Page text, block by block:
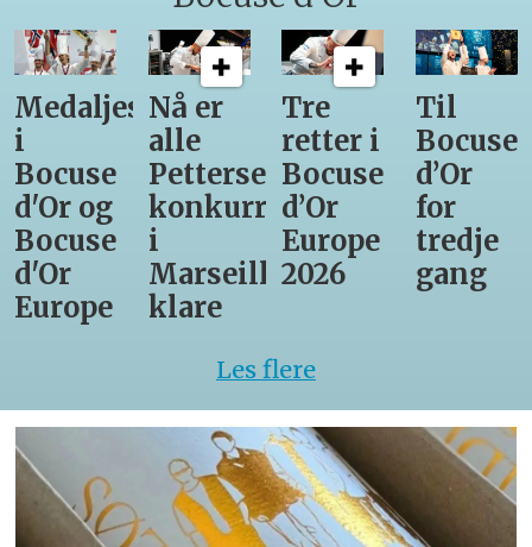
Medaljestatistikk
i
Bocuse
d'Or og
Bocuse
d'Or
Europe
Nå er
alle
Pettersens
konkurrenter
i
Marseille
klare
Tre
retter i
Bocuse
d’Or
Europe
2026
Til
Bocuse
d’Or
for
tredje
gang
Les flere